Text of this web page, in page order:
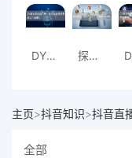
DY刷业务自助下单，让您的业务运营更上一 探索高效业务模式，从DY平台的自助下单开
主页>抖音知识>抖音直
全部